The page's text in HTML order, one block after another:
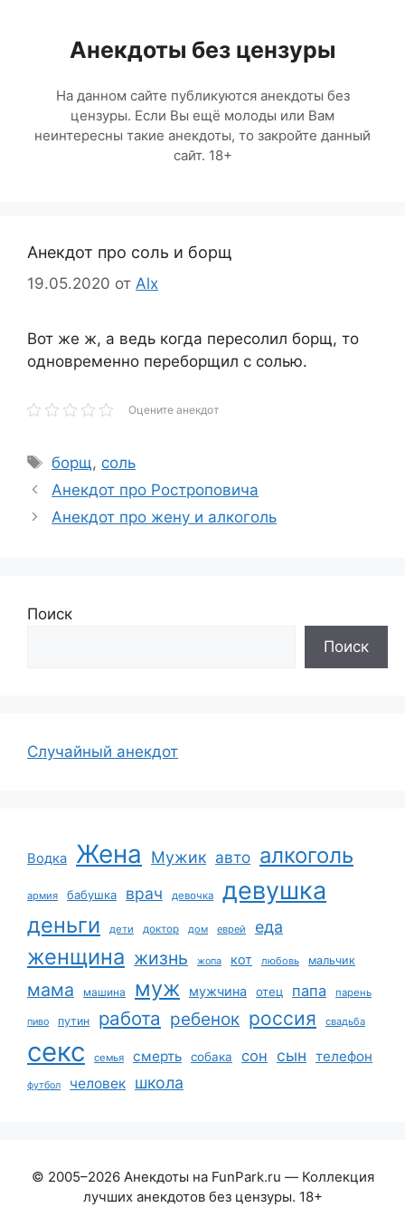
содержимомуАнекдоты без цензуры
На данном сайте публикуются анекдоты без
цензуры. Если Вы ещё молоды или Вам
неинтересны такие анекдоты, то закройте данный
сайт. 18+
Анекдот про соль и борщ
19.05.2020 от Alx
Вот же ж, а ведь когда пересолил борщ, то
одновременно переборщил с солью.
Оцените анекдот
Метки
борщ, соль
Анекдот про Ростроповича
Анекдот про жену и алкоголь
Поиск
Поиск
Случайный анекдот
Водка Жена Мужик авто алкоголь
армия бабушка врач девочка девушка
деньги дети доктор дом еврей еда
женщина жизнь жопа кот любовь мальчик
мама машина муж мужчина отец папа парень
пиво путин работа ребенок россия свадьба
секс семья смерть собака сон сын телефон
футбол человек школа
© 2005–2026 Анекдоты на FunPark.ru — Коллекция
лучших анекдотов без цензуры. 18+